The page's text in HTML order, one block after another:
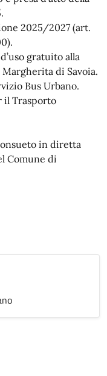
2025/2027 (art.
gratuito alla
di Savoia.
Bus Urbano.
il Trasporto
in diretta
Comune di